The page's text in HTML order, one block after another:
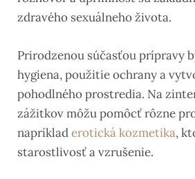
zdravého sexuálneho života.
Prirodzenou súčasťou prípravy
hygiena, použitie ochrany a
pohodlného prostredia. Na
zážitkov môžu pomôcť rôzne
napríkladerotická kozmetika,
starostlivosť a vzrušenie.